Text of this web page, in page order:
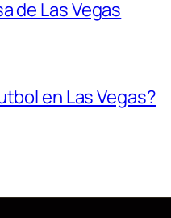
de Las Vegas
en Las Vegas?